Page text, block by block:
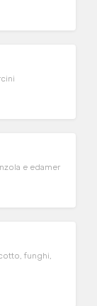
e edamer
funghi,